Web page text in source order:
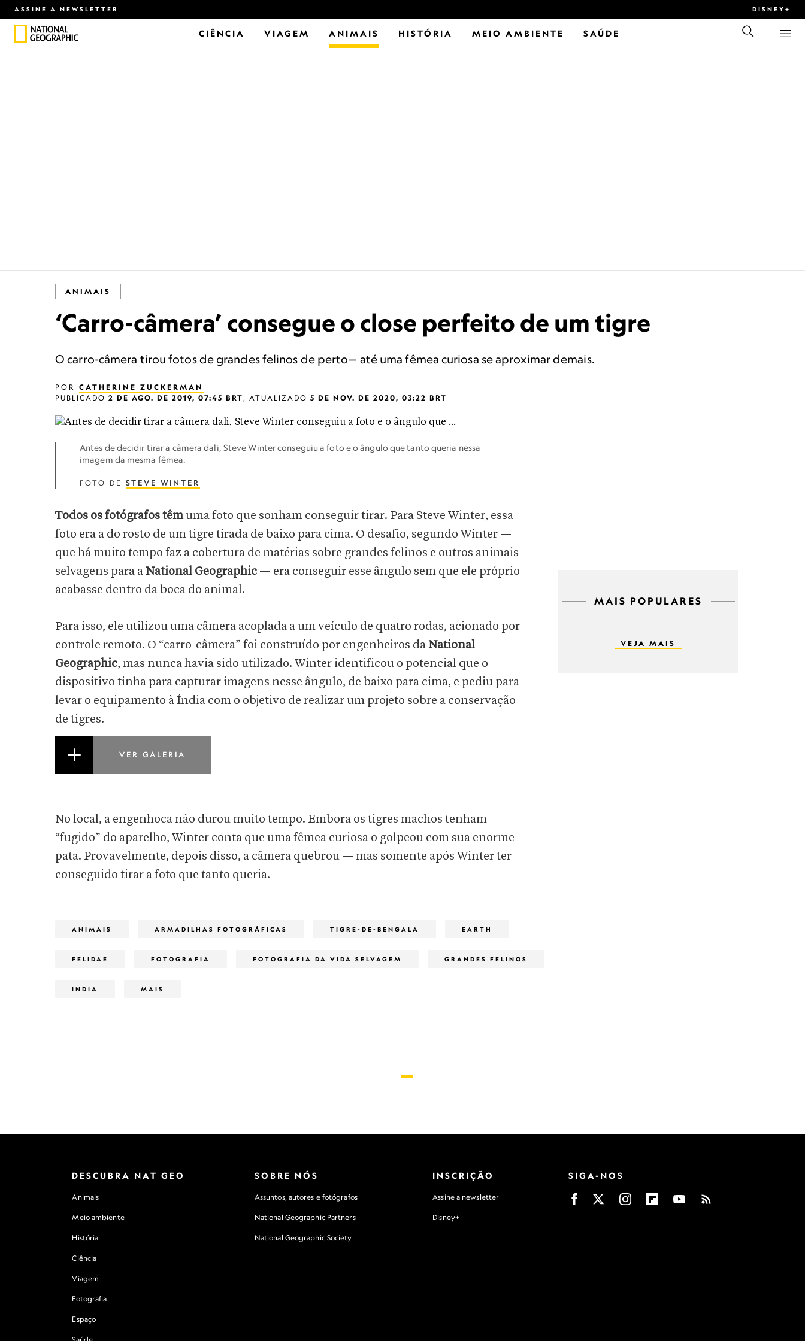
ASSINE A NEWSLETTER DISNEY+
CIÊNCIA VIAGEM ANIMAIS HISTÓRIA MEIO AMBIENTE SAÚDE
ANIMAIS
‘Carro-câmera’ consegue o close perfeito de um tigre
O carro-câmera tirou fotos de grandes felinos de perto— até uma fêmea curiosa se aproximar demais.
POR CATHERINE ZUCKERMAN
PUBLICADO 2 DE AGO. DE 2019, 07:45 BRT, ATUALIZADO 5 DE NOV. DE 2020, 03:22 BRT
Antes de decidir tirar a câmera dali, Steve Winter conseguiu a foto e o ângulo que tanto queria nessa
imagem da mesma fêmea.
FOTO DE STEVE WINTER
Todos os fotógrafos têmuma foto que sonham conseguir tirar. Para Steve Winter, essa
foto era a do rosto de um tigre tirada de baixo para cima. O desafio, segundo Winter —
que há muito tempo faz a cobertura de matérias sobre grandes felinos e outros animais
selvagens para a National Geographic — era conseguir esse ângulo sem que ele próprio
acabasse dentro da boca do animal.
Para isso, ele utilizou uma câmera acoplada a um veículo de quatro rodas, acionado por
controle remoto. O “carro-câmera” foi construído por engenheiros da National
Geographic, mas nunca havia sido utilizado. Winter identificou o potencial que o
dispositivo tinha para capturar imagens nesse ângulo, de baixo para cima, e pediu para
levar o equipamento à Índia com o objetivo de realizar um projeto sobre a conservação
de tigres.
VER GALERIA
No local, a engenhoca não durou muito tempo. Embora os tigres machos tenham
“fugido” do aparelho, Winter conta que uma fêmea curiosa o golpeou com sua enorme
pata. Provavelmente, depois disso, a câmera quebrou — mas somente após Winter ter
conseguido tirar a foto que tanto queria.
MAIS POPULARES
VEJA MAIS
ANIMAIS ARMADILHAS FOTOGRÁFICAS TIGRE-DE-BENGALA EARTH
FELIDAE FOTOGRAFIA FOTOGRAFIA DA VIDA SELVAGEM GRANDES FELINOS
INDIA MAIS
DESCUBRA NAT GEO
Animais
Meio ambiente
História
Ciência
Viagem
Fotografia
Espaço
SOBRE NÓS
Assuntos, autores e fotógrafos
National Geographic Partners
National Geographic Society
INSCRIÇÃO
Assine a newsletter
Disney+
SIGA-NOS